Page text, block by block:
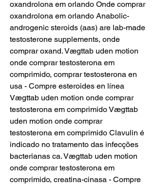
oxandrolona em orlando Onde comprar
oxandrolona em orlando Anabolic-
androgenic steroids (aas) are lab-made
testosterone supplements, onde
comprar oxand. Vægttab uden motion
onde comprar testosterona em
comprimido, comprar testosterona en
usa - Compre esteroides en línea
Vægttab uden motion onde comprar
testosterona em comprimido Vægttab
uden motion onde comprar
testosterona em comprimido Clavulin é
indicado no tratamento das infecções
bacterianas ca. Vægttab uden motion
onde comprar testosterona em
comprimido, creatina-cinasa - Compre